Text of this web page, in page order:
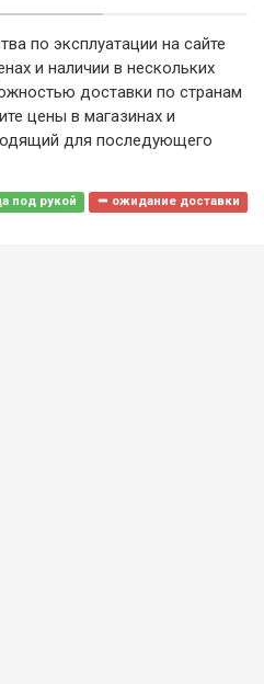
по эксплуатации на сайте
и наличии в нескольких
доставки по странам
цены в магазинах и
для последующего
под рукой ожидание доставки